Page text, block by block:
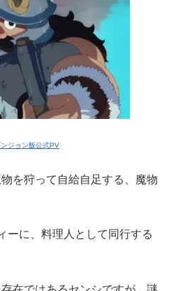
ンジョン飯公式PV
を狩って自給自足する、魔物
ーに、料理人として同行する